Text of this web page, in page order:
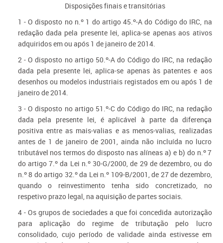
Disposições finais e transitórias
1 - O disposto no n.º 1 do artigo 45.º-A do Código do IRC, na
redação dada pela presente lei, aplica-se apenas aos ativos
adquiridos em ou após 1 de janeiro de 2014.
2 - O disposto no artigo 50.º-A do Código do IRC, na redação
dada pela presente lei, aplica-se apenas às patentes e aos
desenhos ou modelos industriais registados em ou após 1 de
janeiro de 2014.
3 - O disposto no artigo 51.º-C do Código do IRC, na redação
dada pela presente lei, é aplicável à parte da diferença
positiva entre as mais-valias e as menos-valias, realizadas
antes de 1 de janeiro de 2001, ainda não incluída no lucro
tributável nos termos do disposto nas alíneas a) e b) do n.º 7
do artigo 7.º da Lei n.º 30-G/2000, de 29 de dezembro, ou do
n.º 8 do artigo 32.º da Lei n.º 109-B/2001, de 27 de dezembro,
quando o reinvestimento tenha sido concretizado, no
respetivo prazo legal, na aquisição de partes sociais.
4 - Os grupos de sociedades a que foi concedida autorização
para aplicação do regime de tributação pelo lucro
consolidado, cujo período de validade ainda estivesse em